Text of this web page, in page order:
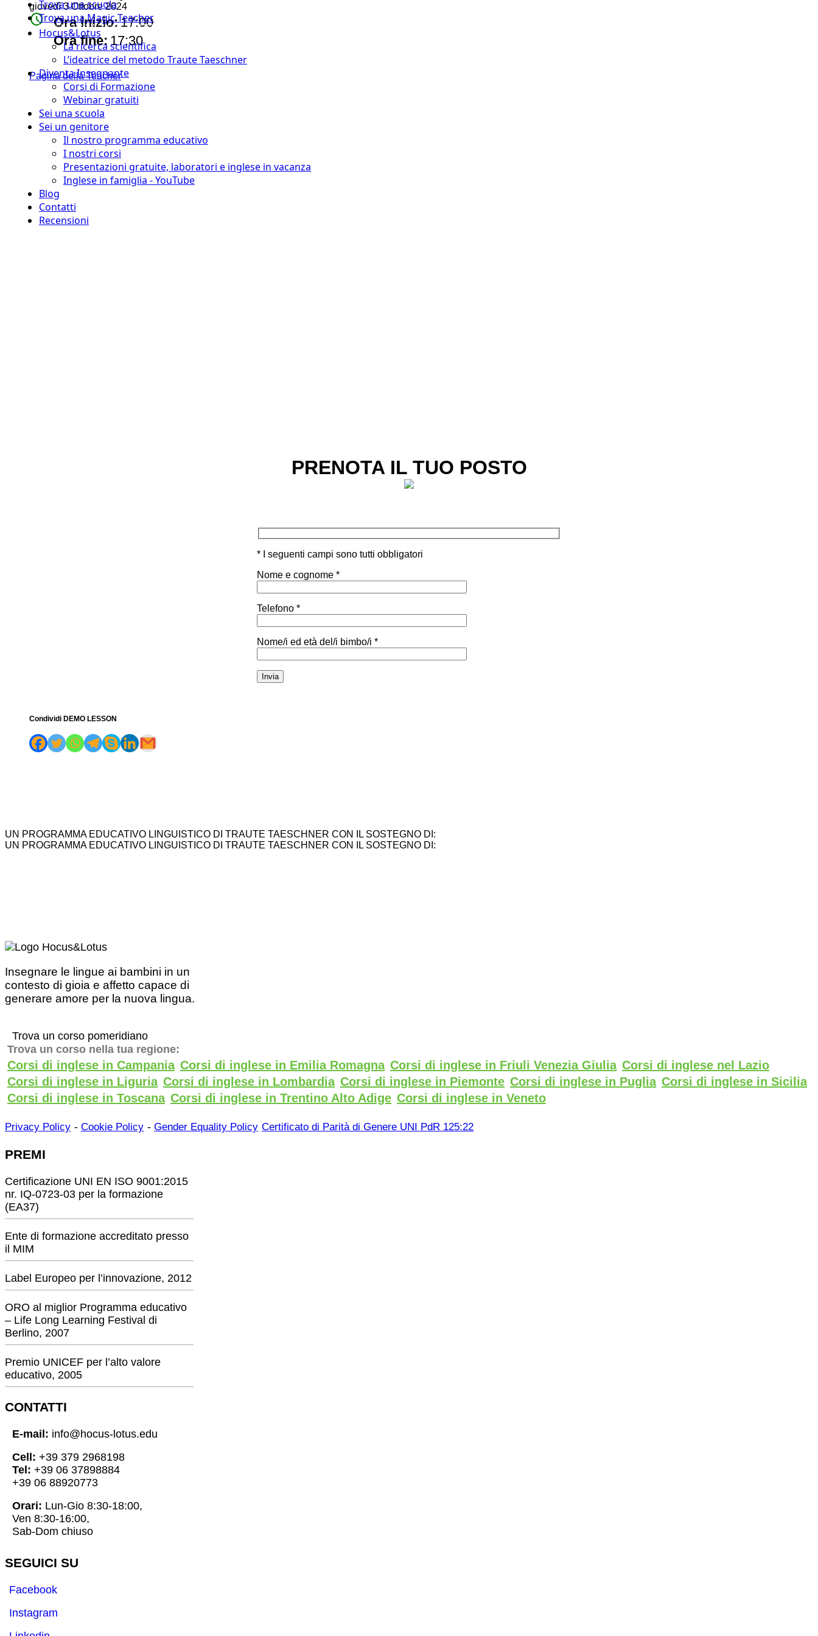
Trova una scuola
Trova una Magic Teacher
Hocus&Lotus
La ricerca scientifica
L’ideatrice del metodo Traute Taeschner
Diventa Insegnante
Corsi di Formazione
Webinar gratuiti
Sei una scuola
Sei un genitore
Il nostro programma educativo
I nostri corsi
Presentazioni gratuite, laboratori e inglese in vacanza
Inglese in famiglia - YouTube
Blog
Contatti
Recensioni
giovedì 3 Ottobre 2024
watch_later Ora inizio:17:00
timer Ora fine: 17:30
Pagina della Teacher
PRENOTA IL TUO POSTO
* I seguenti campi sono tutti obbligatori
Nome e cognome *
Telefono *
Nome/i ed età del/i bimbo/i *
Condividi DEMO LESSON
UN PROGRAMMA EDUCATIVO LINGUISTICO DI TRAUTE TAESCHNER CON IL SOSTEGNO DI:
UN PROGRAMMA EDUCATIVO LINGUISTICO DI TRAUTE TAESCHNER CON IL SOSTEGNO DI:
Insegnare le lingue ai bambini in un
contesto di gioia e affetto capace di
generare amore per la nuova lingua.
Trova un corso pomeridiano
Trova un corso nella tua regione:
Corsi di inglese in Campania Corsi di inglese in Emilia Romagna Corsi di inglese in Friuli Venezia Giulia Corsi di inglese nel Lazio
Corsi di inglese in Liguria Corsi di inglese in Lombardia Corsi di inglese in Piemonte Corsi di inglese in Puglia Corsi di inglese in Sicilia
Corsi di inglese in Toscana Corsi di inglese in Trentino Alto Adige Corsi di inglese in Veneto
Privacy Policy - Cookie Policy - Gender Equality Policy Certificato di Parità di Genere UNI PdR 125:22
PREMI
Certificazione UNI EN ISO 9001:2015
nr. IQ-0723-03 per la formazione
(EA37)
Ente di formazione accreditato presso
il MIM
Label Europeo per l’innovazione, 2012
ORO al miglior Programma educativo
– Life Long Learning Festival di
Berlino, 2007
Premio UNICEF per l’alto valore
educativo, 2005
CONTATTI
E-mail: info@hocus-lotus.edu
Cell: +39 379 2968198
Tel: +39 06 37898884
+39 06 88920773
Orari: Lun-Gio 8:30-18:00,
Ven 8:30-16:00,
Sab-Dom chiuso
SEGUICI SU
Facebook
Instagram